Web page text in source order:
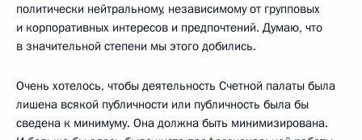
политически нейтральному, независимому от групповых
и корпоративных интересов и предпочтений. Думаю, что
в значительной степени мы этого добились.
Очень хотелось, чтобы деятельность Счетной палаты была
лишена всякой публичности или публичность была бы
сведена к минимуму. Она должна быть минимизирована.